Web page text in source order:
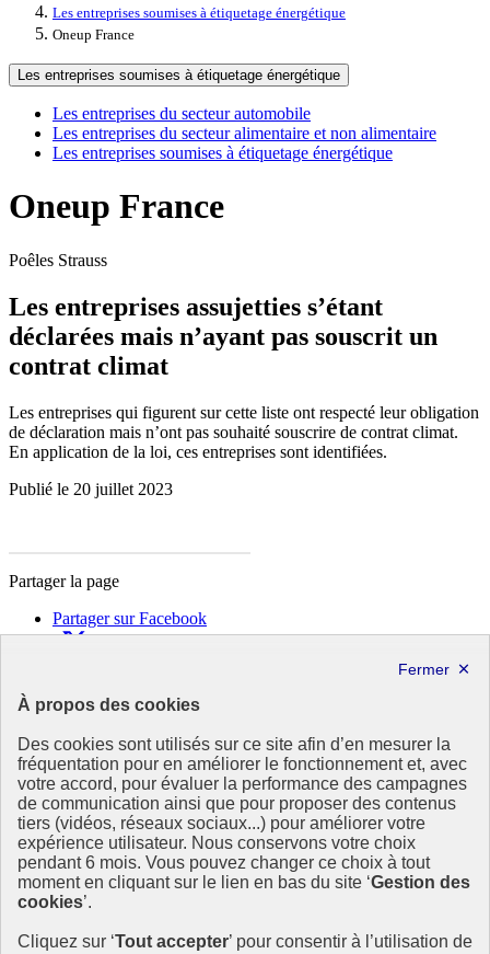
Les entreprises soumises à étiquetage énergétique
Oneup France
Les entreprises soumises à étiquetage énergétique
Les entreprises du secteur automobile
Les entreprises du secteur alimentaire et non alimentaire
Les entreprises soumises à étiquetage énergétique
Oneup France
Poêles Strauss
Les entreprises assujetties s’étant
déclarées mais n’ayant pas souscrit un
contrat climat
Les entreprises qui figurent sur cette liste ont respecté leur obligation
de déclaration mais n’ont pas souhaité souscrire de contrat climat.
En application de la loi, ces entreprises sont identifiées.
Publié le 20 juillet 2023
Partager la page
Partager sur Facebook
Copier dans le presse-papier
République
Française
Le portail est conçu pour être le point d'accès national à la
déclaration et au dépôt des contrats climat communications
commerciales et transition écologique. Il s'agit d'un site
gouvernemental, produit par le Commissariat général au
développement durable (CGDD), direction du ministère de la
À propos des cookies
Des cookies sont utilisés sur ce site afin d’en mesurer la
fréquentation pour en améliorer le fonctionnement et, avec
votre accord, pour évaluer la performance des campagnes
de communication ainsi que pour proposer des contenus
tiers (vidéos, réseaux sociaux...) pour améliorer votre
expérience utilisateur. Nous conservons votre choix
pendant 6 mois. Vous pouvez changer ce choix à tout
moment en cliquant sur le lien en bas du site ‘Gestion des
cookies’.
Cliquez sur ‘Tout accepter’ pour consentir à l’utilisation de